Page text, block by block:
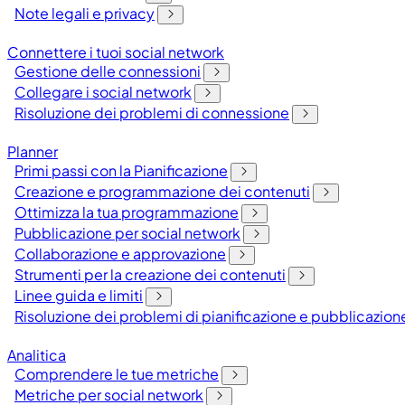
Note legali e privacy
Connettere i tuoi social network
Gestione delle connessioni
Collegare i social network
Risoluzione dei problemi di connessione
Planner
Primi passi con la Pianificazione
Creazione e programmazione dei contenuti
Ottimizza la tua programmazione
Pubblicazione per social network
Collaborazione e approvazione
Strumenti per la creazione dei contenuti
Linee guida e limiti
Risoluzione dei problemi di pianificazione e
Analitica
Comprendere le tue metriche
Metriche per social network